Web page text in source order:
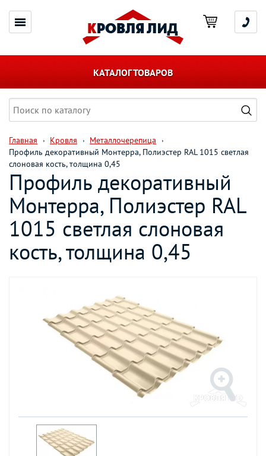
КАТАЛОГ ТОВАРОВ
Главная Кровля
Металлочерепица
Профиль декоративный Монтерра, Полиэстер RAL 1015 светлая
слоновая кость, толщина 0,45
Профиль декоративный
Монтерра, Полиэстер RAL
1015 светлая слоновая
кость, толщина 0,45